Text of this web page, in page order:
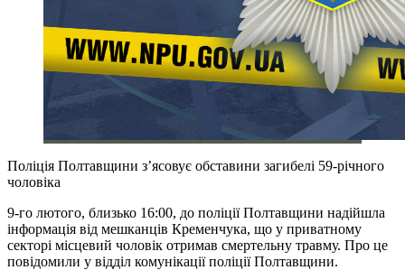
Поліція Полтавщини з’ясовує обставини загибелі 59-річного
чоловіка
9-го лютого, близько 16:00, до поліції Полтавщини надійшла
інформація від мешканців Кременчука, що у приватному
секторі місцевий чоловік отримав смертельну травму. Про це
повідомили у відділ комунікації поліції Полтавщини.